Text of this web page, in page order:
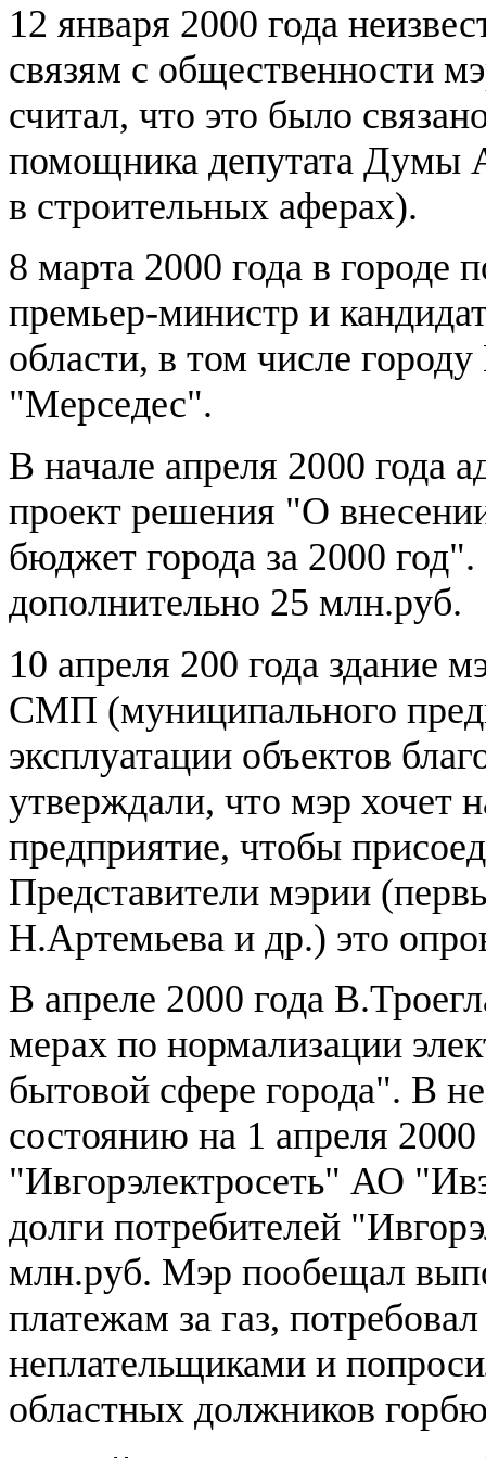
12 января 2000 года
связям с общественности
считал, что это было
помощника депутата Думы
в строительных аферах).
8 марта 2000 года в
премьер-министр и
области, в том числе
"Мерседес".
В начале апреля 2000 года
проект решения "О
бюджет города за 2000
дополнительно 25 млн.руб.
10 апреля 200 года здание
СМП (муниципального
эксплуатации объектов
утверждали, что мэр хочет
предприятие, чтобы
Представители мэрии
Н.Артемьева и др.) это
В апреле 2000 года
мерах по нормализации
бытовой сфере города". В
состоянию на 1 апреля
"Ивгорэлектросеть" АО
долги потребителей
млн.руб. Мэр пообещал
платежам за газ,
неплательщиками и
областных должников